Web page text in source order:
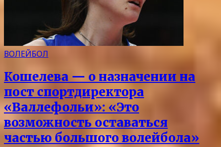
ВОЛЕЙБОЛ
Кошелева — о назначении на
пост спортдиректора
«Валлефольи»: «Это
возможность оставаться
частью большого волейбола»